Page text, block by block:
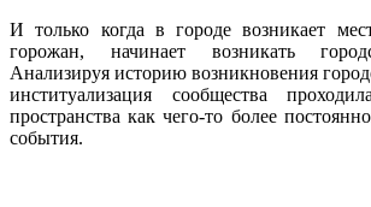
И только когда в городе возникает
горожан, начинает возникать
Анализируя историю возникновения
институализация сообщества
пространства как чего-то более
события.